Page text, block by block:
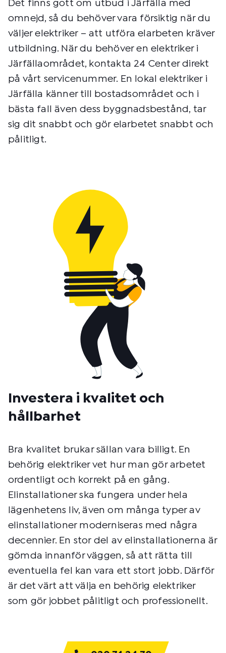
Det finns gott om utbud i Järfälla med
omnejd, så du behöver vara försiktig när du
väljer elektriker – att utföra elarbeten kräver
utbildning. När du behöver en elektriker i
Järfällaområdet, kontakta 24 Center direkt
på vårt servicenummer. En lokal elektriker i
Järfälla känner till bostadsområdet och i
bästa fall även dess byggnadsbestånd, tar
sig dit snabbt och gör elarbetet snabbt och
pålitligt.
Investera i kvalitet och
hållbarhet
Bra kvalitet brukar sällan vara billigt. En
behörig elektriker vet hur man gör arbetet
ordentligt och korrekt på en gång.
Elinstallationer ska fungera under hela
lägenhetens liv, även om många typer av
elinstallationer moderniseras med några
decennier. En stor del av elinstallationerna är
gömda innanför väggen, så att rätta till
eventuella fel kan vara ett stort jobb. Därför
är det värt att välja en behörig elektriker
som gör jobbet pålitligt och professionellt.